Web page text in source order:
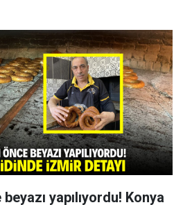
yapılıyordu! Konya